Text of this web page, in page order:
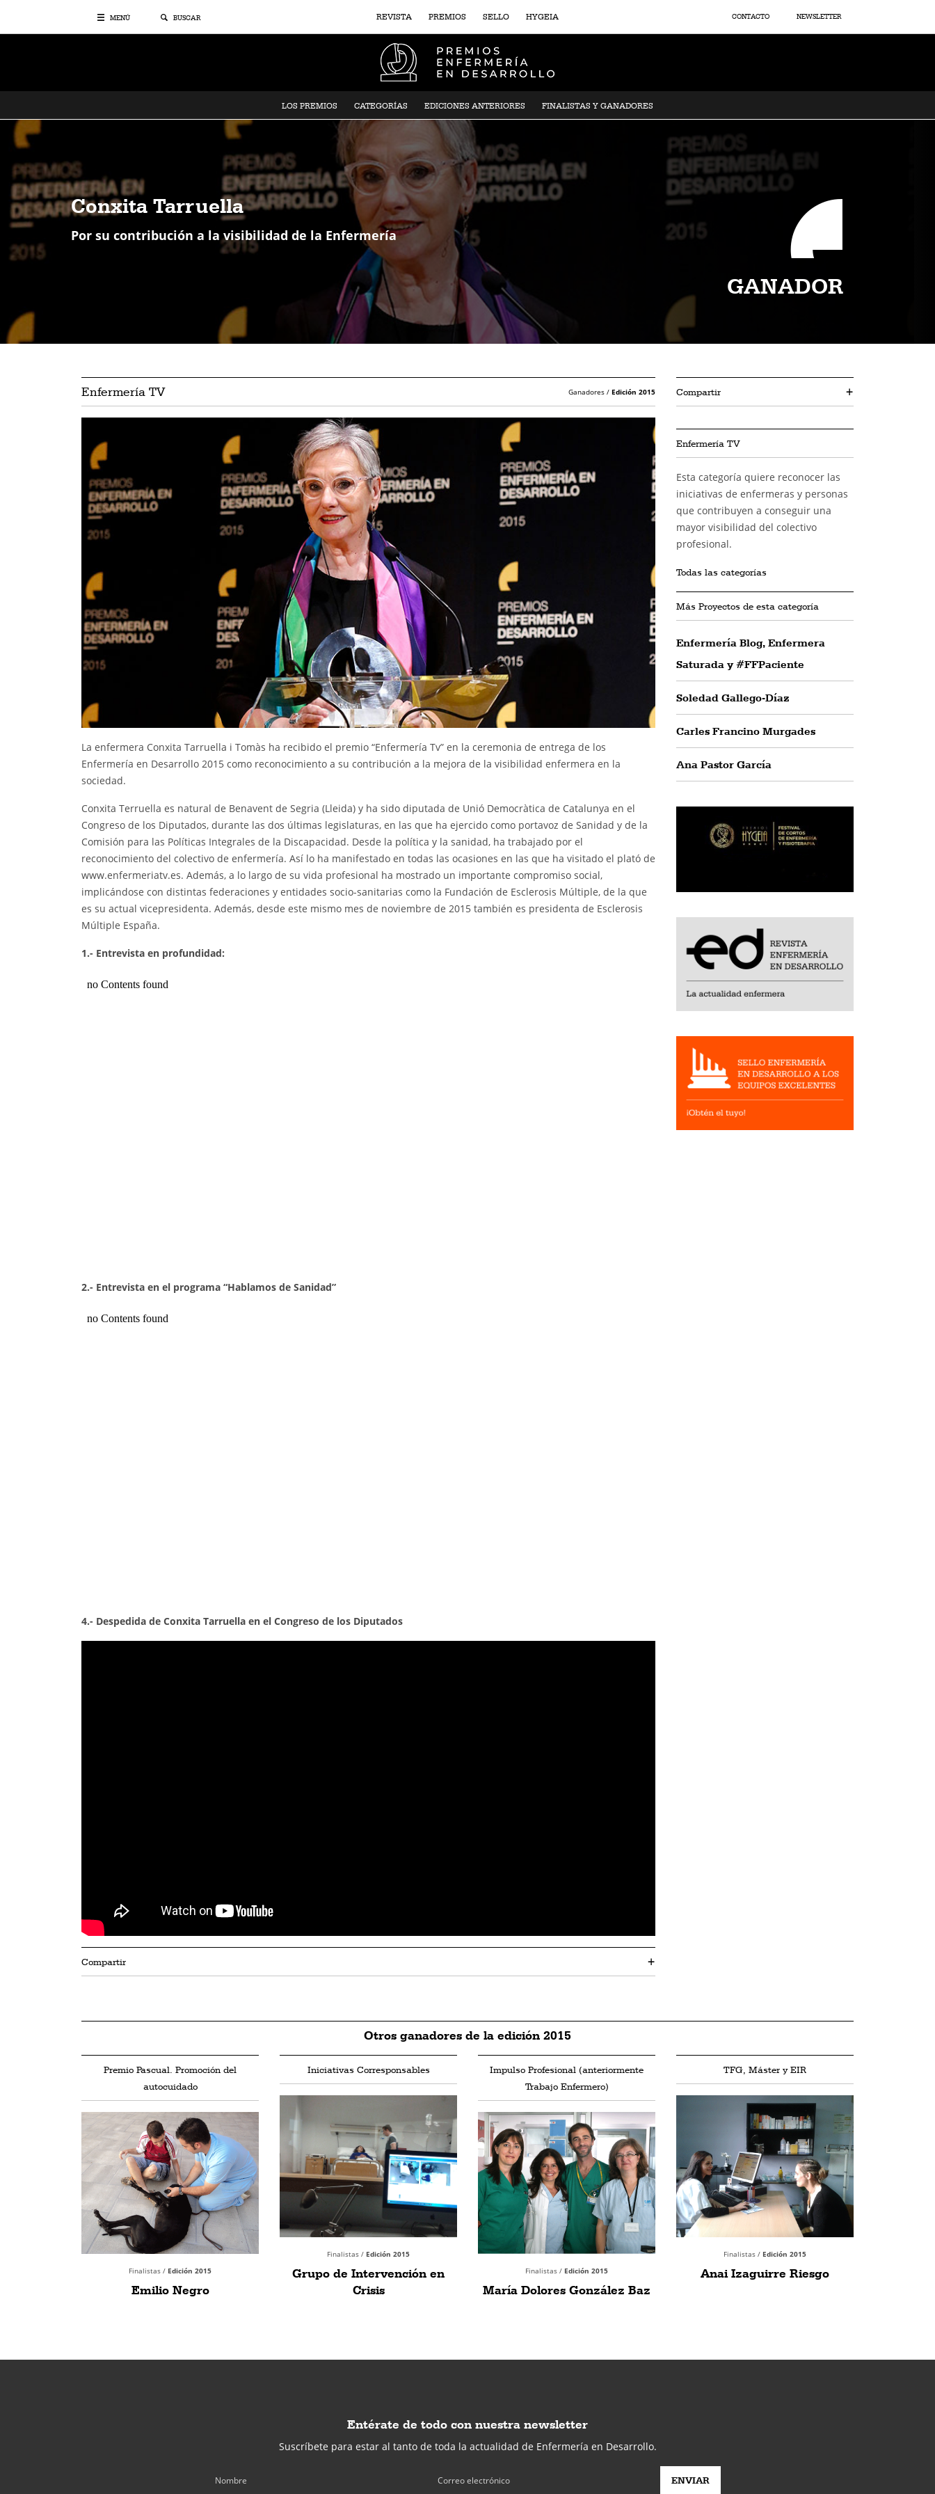
MENÚ BUSCAR REVISTA PREMIOS SELLO HYGEIA CONTACTO NEWSLETTER
LOS PREMIOS CATEGORÍAS EDICIONES ANTERIORES FINALISTAS Y GANADORES
Conxita Tarruella
Por su contribución a la visibilidad de la Enfermería
GANADOR
Enfermería TV Ganadores / Edición 2015
La enfermera Conxita Tarruella i Tomàs ha recibido el premio “Enfermería Tv” en la ceremonia de entrega de los
Enfermería en Desarrollo 2015 como reconocimiento a su contribución a la mejora de la visibilidad enfermera en la
sociedad.
Conxita Terruella es natural de Benavent de Segria (Lleida) y ha sido diputada de Unió Democràtica de Catalunya en el
Congreso de los Diputados, durante las dos últimas legislaturas, en las que ha ejercido como portavoz de Sanidad y de la
Comisión para las Políticas Integrales de la Discapacidad. Desde la política y la sanidad, ha trabajado por el
reconocimiento del colectivo de enfermería. Así lo ha manifestado en todas las ocasiones en las que ha visitado el plató de
www.enfermeriatv.es. Además, a lo largo de su vida profesional ha mostrado un importante compromiso social,
implicándose con distintas federaciones y entidades socio-sanitarias como la Fundación de Esclerosis Múltiple, de la que
es su actual vicepresidenta. Además, desde este mismo mes de noviembre de 2015 también es presidenta de Esclerosis
Múltiple España.
1.- Entrevista en profundidad:
2.- Entrevista en el programa “Hablamos de Sanidad”
4.- Despedida de Conxita Tarruella en el Congreso de los Diputados
Compartir +
Compartir +
Enfermería TV
Esta categoría quiere reconocer las
iniciativas de enfermeras y personas
que contribuyen a conseguir una
mayor visibilidad del colectivo
profesional.
Todas las categorías
Más Proyectos de esta categoría
Enfermería Blog, Enfermera
Saturada y #FFPaciente
Soledad Gallego-Díaz
Carles Francino Murgades
Ana Pastor García
Otros ganadores de la edición 2015
Premio Pascual. Promoción del
autocuidado
Finalistas / Edición 2015
Emilio Negro
Iniciativas Corresponsables
Finalistas / Edición 2015
Grupo de Intervención en
Crisis
Impulso Profesional (anteriormente
Trabajo Enfermero)
Finalistas / Edición 2015
María Dolores González Baz
TFG, Máster y EIR
Finalistas / Edición 2015
Anai Izaguirre Riesgo
Entérate de todo con nuestra newsletter
Suscríbete para estar al tanto de toda la actualidad de Enfermería en Desarrollo.